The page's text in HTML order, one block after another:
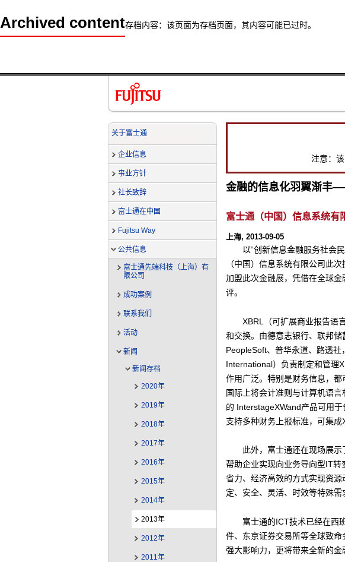
Archived content存档内容：该页面为存档页面，其内容可能已过时。
关于富士通
企业信息
事业方针
社长致辞
富士通在中国
Fujitsu Way
公共信息
富士通先端科技（上海）有
限公司
成功案例
联系我们
活动
新闻
新闻存档
2020年
2019年
2018年
2017年
2016年
2015年
2014年
2013年
2012年
2011年
注意：
金融的信息化羽翼渐丰
富士通（中国）信息系统有
上海, 2013-09-05
以“创新信息金融服务社会
（中国）信息系统有限公司此
加盟此次金融展，凭借在全球
评。
XBRL（可扩展商业报告语
和交换。由德意志银行、联邦储
PeopleSoft、普华永道、路透社
International）负责制定和管理
作用广泛。特别是财务信息，
国际上将会计准则与计算机语
的 InterstageXWand产品可用
支持多种财务上报标准，可集成
此外，富士通还在现场展
帮助企业实现向业务导向型IT
省力、经济高效的方式实现资
定、安全、灵活、时效等特殊需
富士通的ICT技术已经在西
件、东京证券交易所等全球致
强大影响力，更将带来全新的金